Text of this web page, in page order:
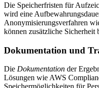
Die Speicherfristen für
wird eine
Anonymisierungsverfahren
können zusätzliche Sicherheit
Dokumentation und
Die Dokumentation der
Lösungen wie AWS